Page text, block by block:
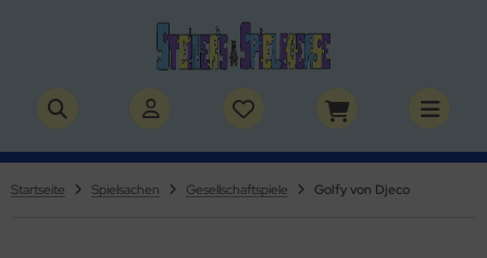
Startseite Spielsachen Gesellschaftspiele Golfy von Djeco